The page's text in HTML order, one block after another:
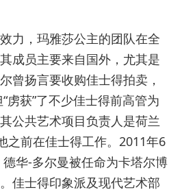
，玛雅莎公主的团队在全
成员主要来自国外，尤其是
曾扬言要收购佳士得拍卖，
虏获”了不少佳士得前高管为
公共艺术项目负责人是荷兰
之前在佳士得工作。2011年6
华-多尔曼被任命为卡塔尔博
佳士得印象派及现代艺术部